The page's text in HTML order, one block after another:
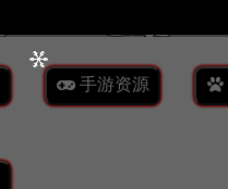
手游资源